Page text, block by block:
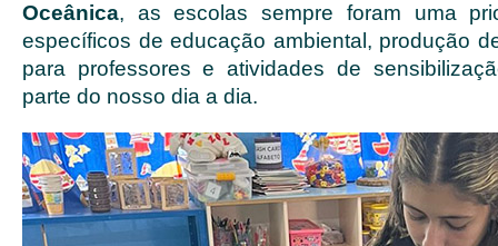
Oceânica, as escolas sempre foram uma
específicos de educação ambiental, produção
para professores e atividades de
parte do nosso dia a dia.